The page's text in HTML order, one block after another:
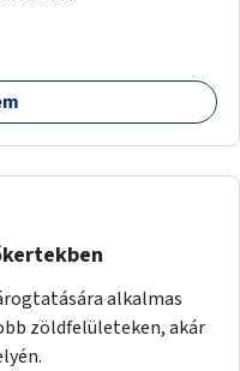
alkalmas
zöldfelületeken, akár